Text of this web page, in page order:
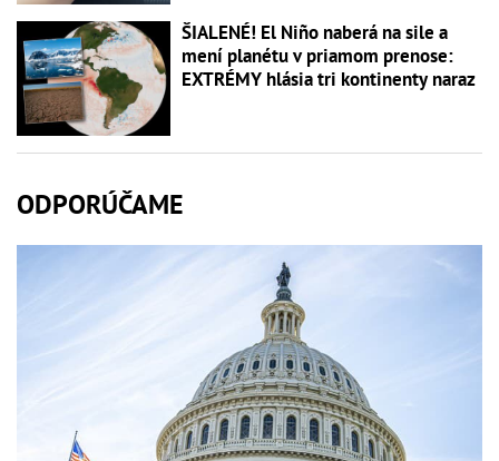
ŠIALENÉ! El Niño naberá na sile a
mení planétu v priamom prenose:
EXTRÉMY hlásia tri kontinenty naraz
ODPORÚČAME